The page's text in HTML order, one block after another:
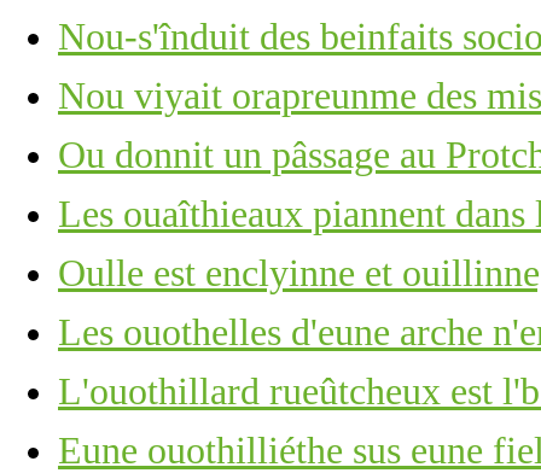
Nou-s'înduit des beinfaits
Nou viyait orapreunme des
Ou donnit un pâssage au
Les ouaîthieaux piannent dans
Oulle est enclyinne et
Les ouothelles d'eune arche
L'ouothillard rueûtcheux est
Eune ouothilliéthe sus eune